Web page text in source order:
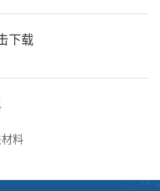
下载
材料